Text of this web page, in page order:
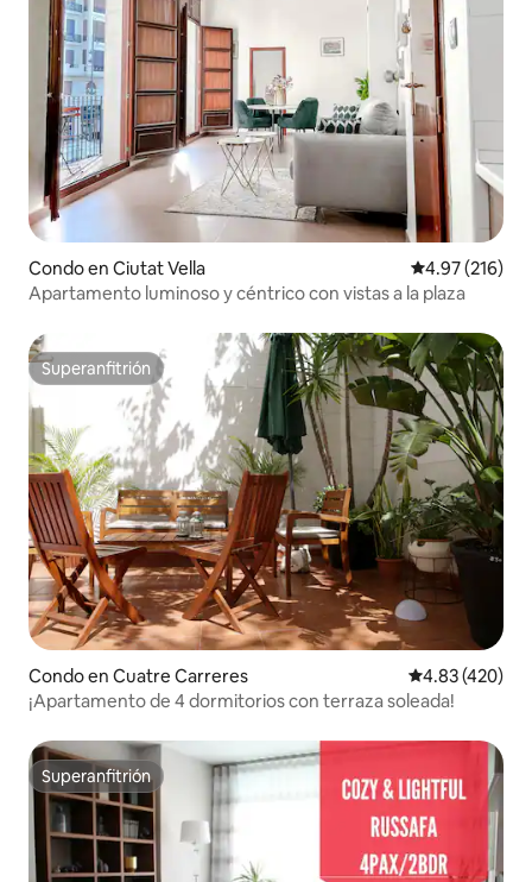
Condo en Ciutat Vella Calificación
4.97 (216)
Apartamento luminoso y céntrico con vistas a la plaza
Superanfitrión
Superanfitrión
Condo en Cuatre Carreres Calificación
4.83 (420)
¡Apartamento de 4 dormitorios con terraza soleada!
Superanfitrión
Superanfitrión